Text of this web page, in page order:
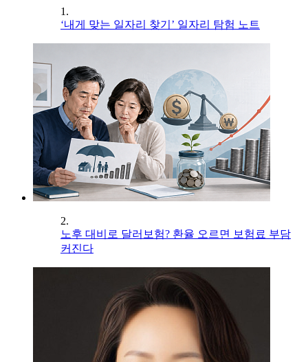
1.
‘내게 맞는 일자리 찾기’ 일자리 탐험 노트
2.
노후 대비로 달러보험? 환율 오르면 보험료 부담
커진다